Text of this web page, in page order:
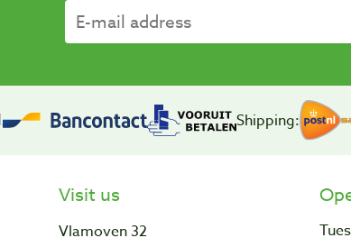
Shipping:
Visit us
Vlamoven 32